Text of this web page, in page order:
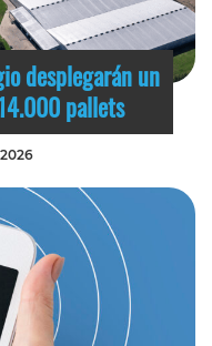
desplegarán un
pallets